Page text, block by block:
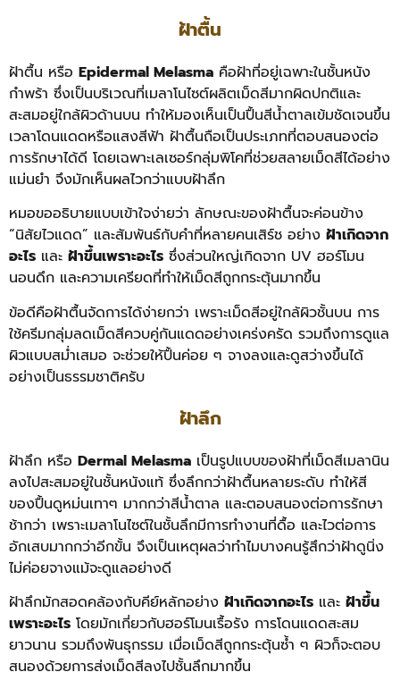
ฝ้าตื้น
ฝ้าตื้น หรือ Epidermal Melasma คือฝ้าที่อยู่เฉพาะในชั้นหนัง
กำพร้า ซึ่งเป็นบริเวณที่เมลาโนไซต์ผลิตเม็ดสีมากผิดปกติและ
สะสมอยู่ใกล้ผิวด้านบน ทำให้มองเห็นเป็นปื้นสีน้ำตาลเข้มชัดเจนขึ้น
เวลาโดนแดดหรือแสงสีฟ้า ฝ้าตื้นถือเป็นประเภทที่ตอบสนองต่อ
การรักษาได้ดี โดยเฉพาะเลเซอร์กลุ่มพิโคที่ช่วยสลายเม็ดสีได้อย่าง
แม่นยำ จึงมักเห็นผลไวกว่าแบบฝ้าลึก
หมอขออธิบายแบบเข้าใจง่ายว่า ลักษณะของฝ้าตื้นจะค่อนข้าง
“นิสัยไวแดด” และสัมพันธ์กับคำที่หลายคนเสิร์ช อย่าง ฝ้าเกิดจาก
อะไร และ ฝ้าขึ้นเพราะอะไร ซึ่งส่วนใหญ่เกิดจาก UV ฮอร์โมน
นอนดึก และความเครียดที่ทำให้เม็ดสีถูกกระตุ้นมากขึ้น
ข้อดีคือฝ้าตื้นจัดการได้ง่ายกว่า เพราะเม็ดสีอยู่ใกล้ผิวชั้นบน การ
ใช้ครีมกลุ่มลดเม็ดสีควบคู่กันแดดอย่างเคร่งครัด รวมถึงการดูแล
ผิวแบบสม่ำเสมอ จะช่วยให้ปื้นค่อย ๆ จางลงและดูสว่างขึ้นได้
อย่างเป็นธรรมชาติครับ
ฝ้าลึก
ฝ้าลึก หรือ Dermal Melasma เป็นรูปแบบของฝ้าที่เม็ดสีเมลานิน
ลงไปสะสมอยู่ในชั้นหนังแท้ ซึ่งลึกกว่าฝ้าตื้นหลายระดับ ทำให้สี
ของปื้นดูหม่นเทาๆ มากกว่าสีน้ำตาล และตอบสนองต่อการรักษา
ช้ากว่า เพราะเมลาโนไซต์ในชั้นลึกมีการทำงานที่ดื้อ และไวต่อการ
อักเสบมากกว่าอีกขั้น จึงเป็นเหตุผลว่าทำไมบางคนรู้สึกว่าฝ้าดูนิ่ง
ไม่ค่อยจางแม้จะดูแลอย่างดี
ฝ้าลึกมักสอดคล้องกับคีย์หลักอย่าง ฝ้าเกิดจากอะไร และ ฝ้าขึ้น
เพราะอะไร โดยมักเกี่ยวกับฮอร์โมนเรื้อรัง การโดนแดดสะสม
ยาวนาน รวมถึงพันธุกรรม เมื่อเม็ดสีถูกกระตุ้นซ้ำ ๆ ผิวก็จะตอบ
สนองด้วยการส่งเม็ดสีลงไปชั้นลึกมากขึ้น